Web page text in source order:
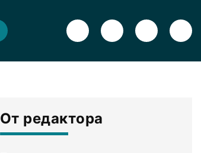
От редактора